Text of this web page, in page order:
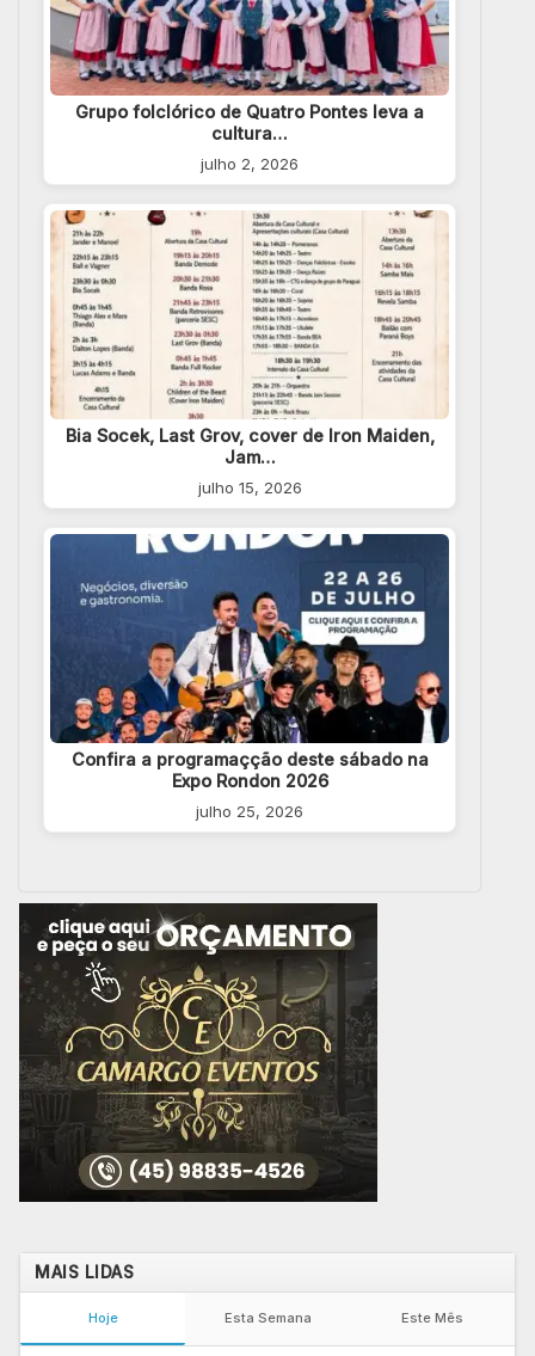
Grupo folclórico de Quatro Pontes leva a
cultura…
julho 2, 2026
Bia Socek, Last Grov, cover de Iron Maiden,
Jam…
julho 15, 2026
Confira a programaçção deste sábado na
Expo Rondon 2026
julho 25, 2026
MAIS LIDAS
Hoje Esta Semana Este Mês